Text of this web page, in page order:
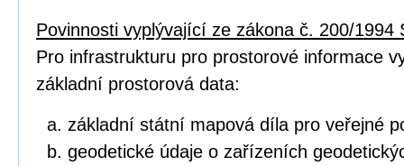
Povinnosti vyplývající ze zákona č. 200/1994
Pro infrastrukturu pro prostorové informace
základní prostorová data:
základní státní mapová díla pro veřejné
geodetické údaje o zařízeních